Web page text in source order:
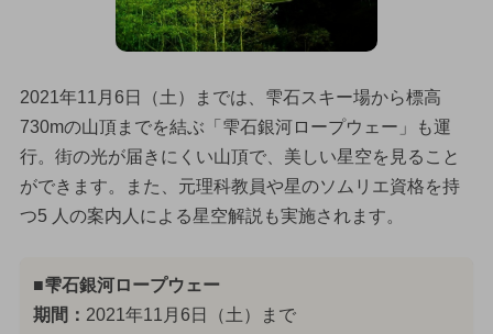
2021年11月6日（土）までは、雫石スキー場から標高
730mの山頂までを結ぶ「雫石銀河ロープウェー」も運
行。街の光が届きにくい山頂で、美しい星空を見ること
ができます。また、元理科教員や星のソムリエ資格を持
つ5 人の案内人による星空解説も実施されます。
■雫石銀河ロープウェー
期間： 2021年11月6日（土）まで